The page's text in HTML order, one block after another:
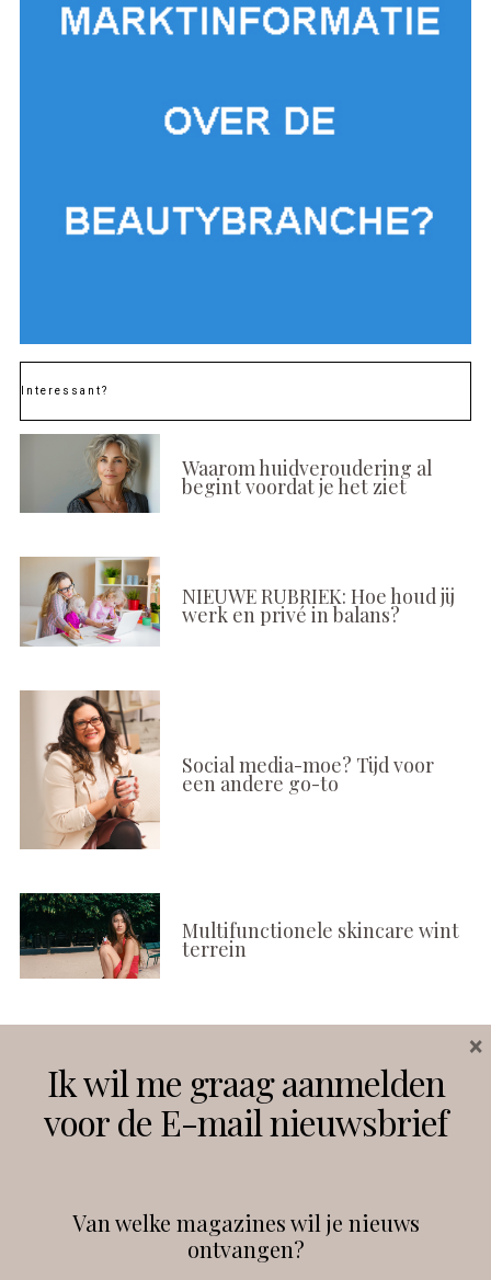
Interessant?
Waarom huidveroudering al
begint voordat je het ziet
NIEUWE RUBRIEK: Hoe houd jij
werk en privé in balans?
Social media-moe? Tijd voor
een andere go-to
Multifunctionele skincare wint
terrein
Instagram Facebook
debeautyprofessional
Ik wil me graag aanmelden
voor de E-mail nieuwsbrief
Van welke magazines wil je nieuws
ontvangen?
×